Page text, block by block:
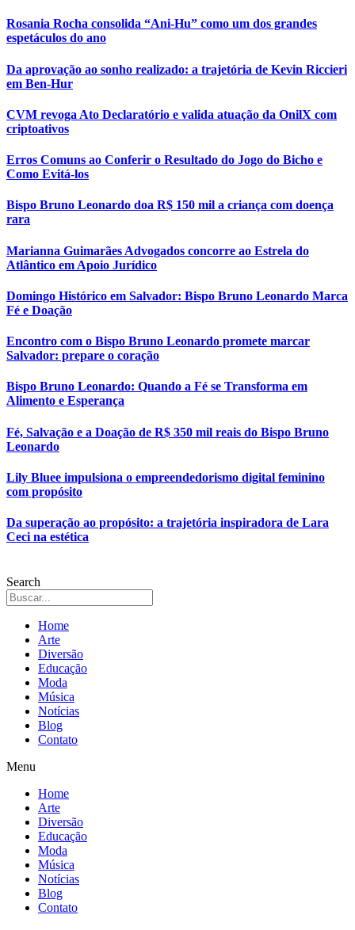
Rosania Rocha consolida “Ani-Hu” como um dos grandes
espetáculos do ano
Da aprovação ao sonho realizado: a trajetória de Kevin Riccieri
em Ben-Hur
CVM revoga Ato Declaratório e valida atuação da OnilX com
criptoativos
Erros Comuns ao Conferir o Resultado do Jogo do Bicho e
Como Evitá-los
Bispo Bruno Leonardo doa R$ 150 mil a criança com doença
rara
Marianna Guimarães Advogados concorre ao Estrela do
Atlântico em Apoio Jurídico
Domingo Histórico em Salvador: Bispo Bruno Leonardo Marca
Fé e Doação
Encontro com o Bispo Bruno Leonardo promete marcar
Salvador: prepare o coração
Bispo Bruno Leonardo: Quando a Fé se Transforma em
Alimento e Esperança
Fé, Salvação e a Doação de R$ 350 mil reais do Bispo Bruno
Leonardo
Lily Bluee impulsiona o empreendedorismo digital feminino
com propósito
Da superação ao propósito: a trajetória inspiradora de Lara
Ceci na estética
Search
Home
Arte
Diversão
Educação
Moda
Música
Notícias
Blog
Contato
Menu
Home
Arte
Diversão
Educação
Moda
Música
Notícias
Blog
Contato